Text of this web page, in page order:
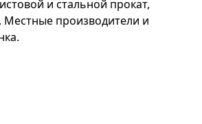
и стальной прокат,
Местные производители и